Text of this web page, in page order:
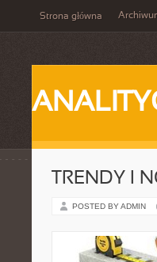
Strona główna
TRENDY I
POSTED BY ADMIN